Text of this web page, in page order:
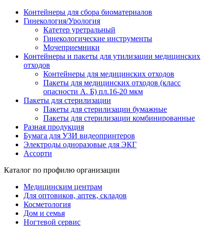
Контейнеры для сбора биоматериалов
Гинекология/Урология
Катетер уретральный
Гинекологические инструменты
Мочеприемники
Контейнеры и пакеты для утилизации медицинских
отходов
Контейнеры для медицинских отходов
Пакеты для медицинских отходов (класс
опасности А. Б) пл.16-20 мкм
Пакеты для стерилизации
Пакеты для стерилизации бумажные
Пакеты для стерилизации комбинированные
Разная продукция
Бумага для УЗИ видеопринтеров
Электроды одноразовые для ЭКГ
Ассорти
Каталог по профилю организации
Медицинским центрам
Для оптовиков, аптек, складов
Косметология
Дом и семья
Ногтевой сервис